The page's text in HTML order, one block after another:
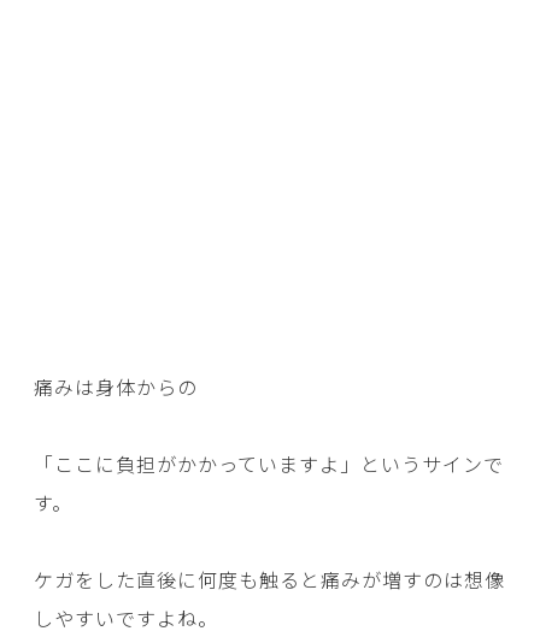
痛みは身体からの
「ここに負担がかかっていますよ」というサインで
す。
ケガをした直後に何度も触ると痛みが増すのは想像
しやすいですよね。